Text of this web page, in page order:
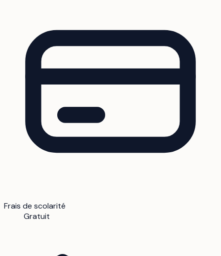
Frais de scolarité
Gratuit